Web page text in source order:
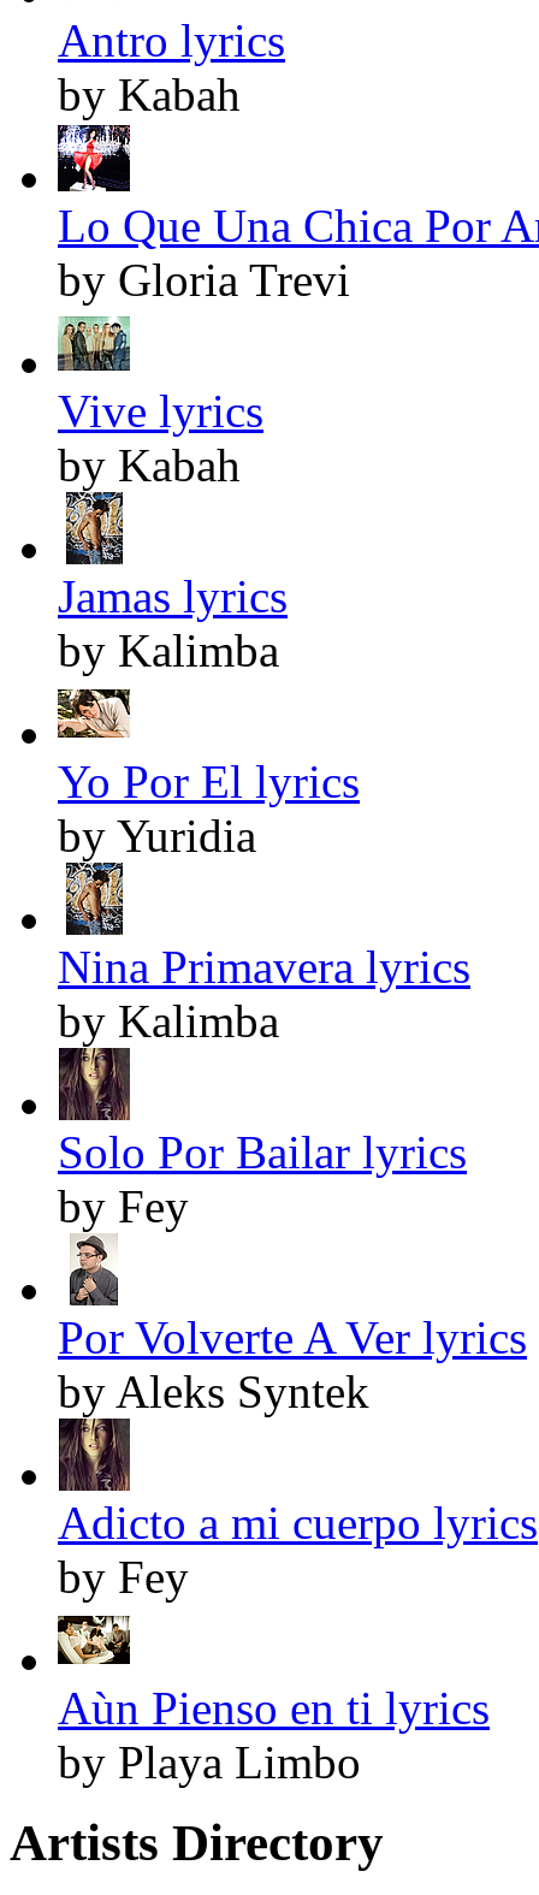
Antro lyrics
by Kabah
Lo Que Una Chica Por
by Gloria Trevi
Vive lyrics
by Kabah
Jamas lyrics
by Kalimba
Yo Por El lyrics
by Yuridia
Nina Primavera lyrics
by Kalimba
Solo Por Bailar lyrics
by Fey
Por Volverte A Ver lyrics
by Aleks Syntek
Adicto a mi cuerpo lyrics
by Fey
Aùn Pienso en ti lyrics
by Playa Limbo
Artists Directory